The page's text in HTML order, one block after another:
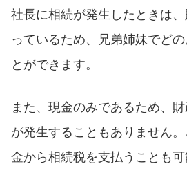
社長に相続が発生したときは
っているため、兄弟姉妹でど
とができます。
また、現金のみであるため、
が発生することもありません
金から相続税を支払うことも可